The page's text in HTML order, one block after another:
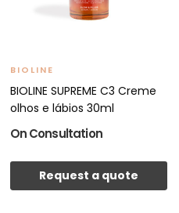
BIOLINE
BIOLINE SUPREME C3 Creme
olhos e lábios 30ml
On Consultation
Request a quote